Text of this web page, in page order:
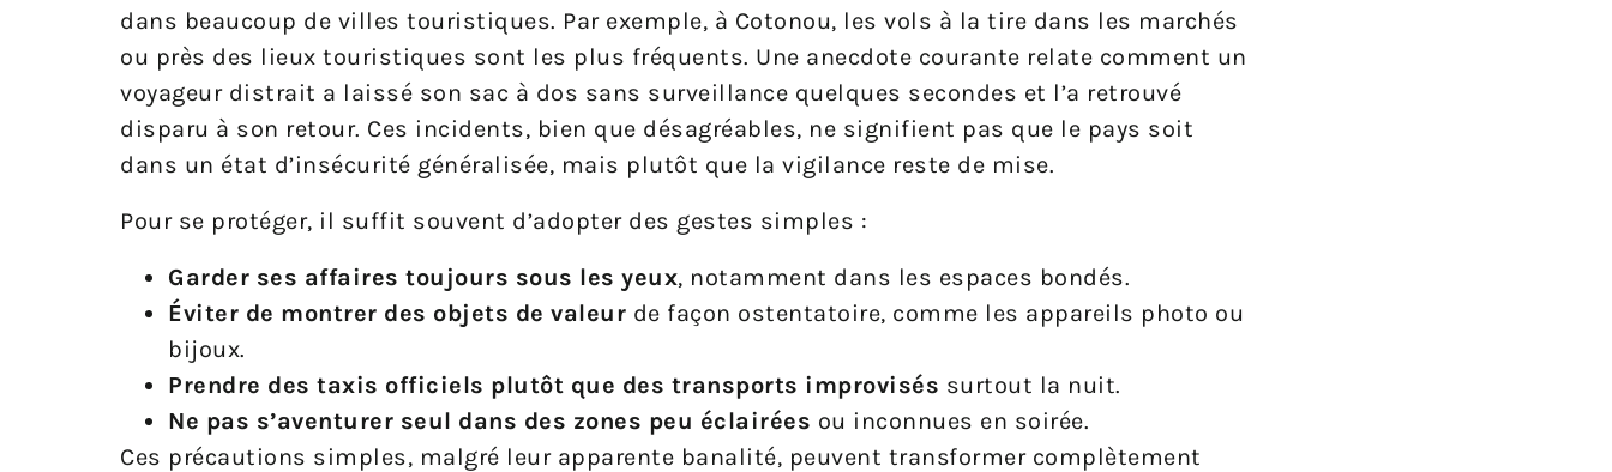
dans beaucoup de villes touristiques. Par exemple, à Cotonou, les vols à la tire dans les marchés
ou près des lieux touristiques sont les plus fréquents. Une anecdote courante relate comment un
voyageur distrait a laissé son sac à dos sans surveillance quelques secondes et l’a retrouvé
disparu à son retour. Ces incidents, bien que désagréables, ne signifient pas que le pays soit
dans un état d’insécurité généralisée, mais plutôt que la vigilance reste de mise.
Pour se protéger, il suffit souvent d’adopter des gestes simples :
Garder ses affaires toujours sous les yeux, notamment dans les espaces bondés.
Éviter de montrer des objets de valeur de façon ostentatoire, comme les appareils photo ou
bijoux.
Prendre des taxis officiels plutôt que des transports improvisés surtout la nuit.
Ne pas s’aventurer seul dans des zones peu éclairées ou inconnues en soirée.
Ces précautions simples, malgré leur apparente banalité, peuvent transformer complètement